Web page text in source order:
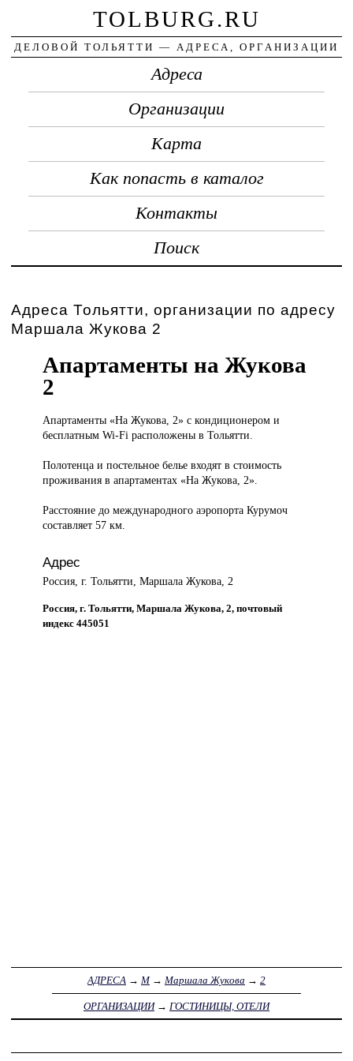
TOLBURG.RU
ДЕЛОВОЙ ТОЛЬЯТТИ — АДРЕСА, ОРГАНИЗАЦИИ
Адреса
Организации
Карта
Как попасть в каталог
Контакты
Поиск
Адреса Тольятти, организации по адресу
Маршала Жукова 2
Апартаменты на Жукова
2
Апартаменты «НаЖукова, 2» с кондиционером и
бесплатным Wi-Fi расположены в Тольятти.
Полотенца и постельное белье входят в стоимость
проживания в апартаментах «На Жукова, 2».
Расстояние до международного аэропорта Курумоч
составляет 57 км.
Адрес
Россия, г. Тольятти, Маршала Жукова, 2
Россия, г. Тольятти, Маршала Жукова, 2, почтовый
индекс 445051
АДРЕСА → М→ Маршала Жукова → 2
ОРГАНИЗАЦИИ→ ГОСТИНИЦЫ, ОТЕЛИ